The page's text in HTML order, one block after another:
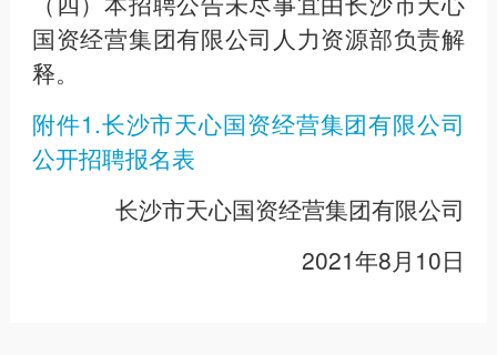
国资经营集团有限公司人力资源部负责解
释。
附件1.长沙市天心国资经营集团有限公司
公开招聘报名表
长沙市天心国资经营集团有限公司
2021年8月10日